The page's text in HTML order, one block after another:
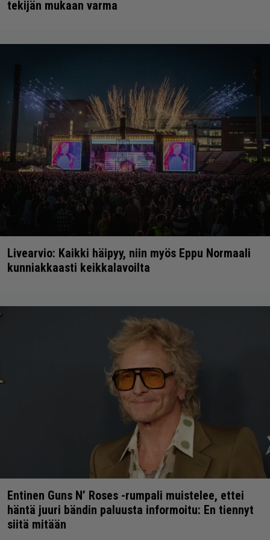
tekijän mukaan varma
Livearvio: Kaikki häipyy, niin myös Eppu Normaali
kunniakkaasti keikkalavoilta
Entinen Guns N’ Roses -rumpali muistelee, ettei
häntä juuri bändin paluusta informoitu: En tiennyt
siitä mitään